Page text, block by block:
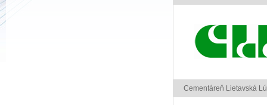
Cementáreň Lietavská